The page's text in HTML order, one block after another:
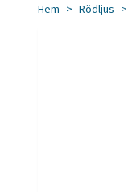
Hem Rödljus